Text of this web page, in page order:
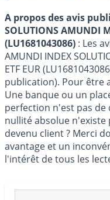
A propos des avis
SOLUTIONS AMUNDI
(LU1681043086) : Les
AMUNDI INDEX
ETF EUR
publication). Pour être
Une banque ou un
perfection n'est pas de
nullité absolue n'existe
devenu client ? Merci
avantage et un
l'intérêt de tous les